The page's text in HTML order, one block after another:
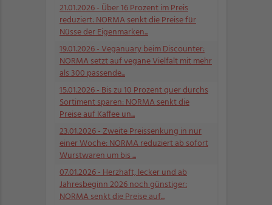
21.01.2026- Über 16 Prozent im Preis
reduziert: NORMA senkt die Preise für
Nüsse der Eigenmarken...
19.01.2026- Veganuary beim Discounter:
NORMA setzt auf vegane Vielfalt mit mehr
als 300 passende...
15.01.2026- Bis zu 10 Prozent quer durchs
Sortiment sparen: NORMA senkt die
Preise auf Kaffee un...
23.01.2026- Zweite Preissenkung in nur
einer Woche: NORMA reduziert ab sofort
Wurstwaren um bis ...
07.01.2026- Herzhaft, lecker und ab
Jahresbeginn 2026 noch günstiger:
NORMA senkt die Preise auf...